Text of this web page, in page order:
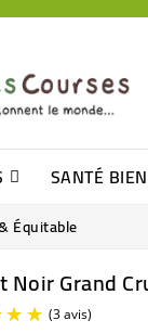
SANTÉ
Équitable
Noir Grand